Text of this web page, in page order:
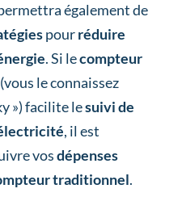
également de
pourréduire
. Si lecompteur
(vous le connaissez
») facilite lesuivi de
, il est
vosdépenses
traditionnel.